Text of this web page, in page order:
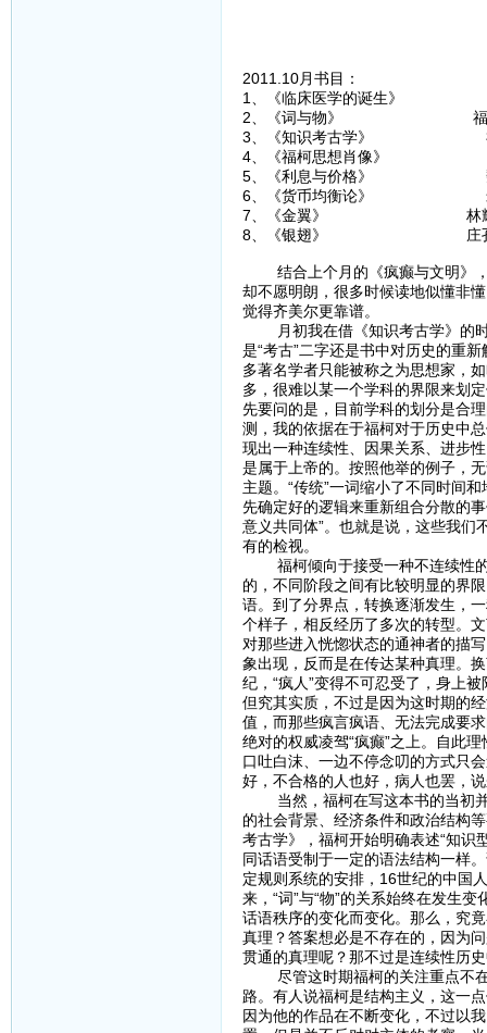
2011.10月书目：
1、《临床医学的诞生》
2、《词与物》 福
3、《知识考古学》
4、《福柯思想肖像》
5、《利息与价格》 魏
6、《货币均衡论》 米
7、《金翼》 林耀
8、《银翅》 庄孔
结合上个月的《疯癫与文明》，
却不愿明朗，很多时候读地似懂非
觉得齐美尔更靠谱。
月初我在借《知识考古学》的时
是“考古”二字还是书中对历史的重
多著名学者只能被称之为思想家，
多，很难以某一个学科的界限来划
先要问的是，目前学科的划分是合
测，我的依据在于福柯对于历史中
现出一种连续性、因果关系、进步
是属于上帝的。按照他举的例子，无
主题。“传统”一词缩小了不同时间
先确定好的逻辑来重新组合分散的
意义共同体”。也就是说，这些我们
有的检视。
福柯倾向于接受一种不连续性的
的，不同阶段之间有比较明显的界
语。到了分界点，转换逐渐发生，
个样子，相反经历了多次的转型。
对那些进入恍惚状态的通神者的描
象出现，反而是在传达某种真理。
纪，“疯人”变得不可忍受了，身上
但究其实质，不过是因为这时期的
值，而那些疯言疯语、无法完成要
绝对的权威凌驾“疯癫”之上。自此
口吐白沫、一边不停念叨的方式只
好，不合格的人也好，病人也罢，
当然，福柯在写这本书的当初并
的社会背景、经济条件和政治结构
考古学》，福柯开始明确表述“知识
同话语受制于一定的语法结构一样
定规则系统的安排，16世纪的中国
来，“词”与“物”的关系始终在发生
话语秩序的变化而变化。那么，究
真理？答案想必是不存在的，因为
贯通的真理呢？那不过是连续性历
尽管这时期福柯的关注重点不在
路。有人说福柯是结构主义，这一
因为他的作品在不断变化，不过以